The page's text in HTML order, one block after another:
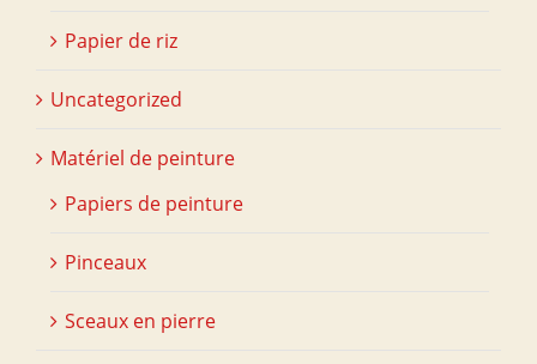
Papier de riz
Uncategorized
Matériel de peinture
Papiers de peinture
Pinceaux
Sceaux en pierre